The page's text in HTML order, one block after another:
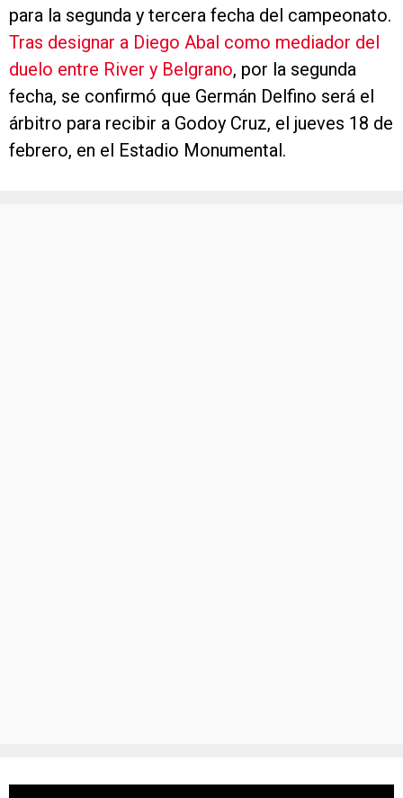
para la segunda y tercera fecha del campeonato.
Tras designar a Diego Abal como mediador del
duelo entre River y Belgrano, por la segunda
fecha, se confirmó que Germán Delfino será el
árbitro para recibir a Godoy Cruz, el jueves 18 de
febrero, en el Estadio Monumental.